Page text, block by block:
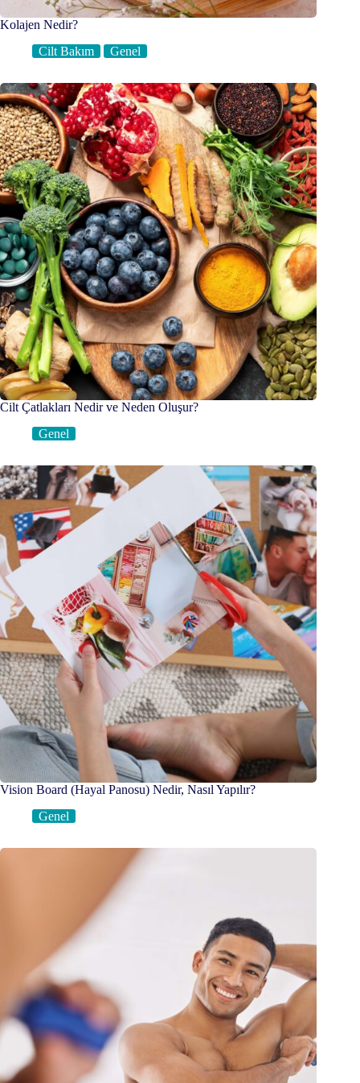
Kolajen Nedir?
Cilt Bakım
Genel
Cilt Çatlakları Nedir ve Neden Oluşur?
Genel
Vision Board (Hayal Panosu) Nedir, Nasıl Yapılır?
Genel